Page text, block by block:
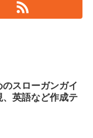
スローガンガイ
、英語など作成テ